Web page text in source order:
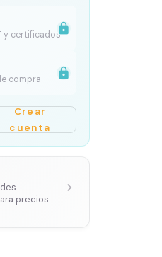
y certificadoslock
compra lock
Crear
cuenta
precios
chevron_right